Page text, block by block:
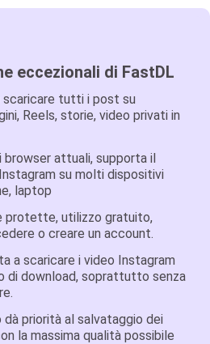
eccezionali di FastDL
tutti i post su
Reels, storie, video privati ​​in
browser attuali, supporta il
su molti dispositivi
laptop
protette, utilizzo gratuito,
o creare un account.
a scaricare i video Instagram
di download, soprattutto senza
priorità al salvataggio dei
la massima qualità possibile